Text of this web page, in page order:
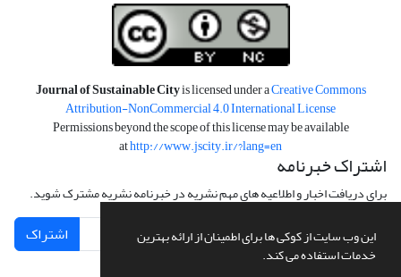
این وب سایت از کوکی ها برای اطمینان از ارائه بهترین
خدمات استفاده می کند.
Journal of Sustainable Cityis licensed under aCreative Commons
Attribution-NonCommercial 4.0 International License
Permissions beyond the scope of this license may be available
athttp://www.jscity.ir/?lang=en
اشتراک خبرنامه
برای دریافت اخبار و اطلاعیه های مهم نشریه در خبرنامه نشریه مشترک شوید.
اشتراک